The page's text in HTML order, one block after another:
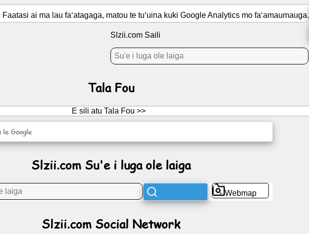
ai ma lau faʻatagaga, matou te tuʻuina kuki Google Analytics mo faʻamaumauga.
Slzii.com Saili
Tala Fou
E sili atu Tala Fou >>
le Google
Slzii.com Su'e i luga ole laiga
Webmap
Slzii.com Social Network